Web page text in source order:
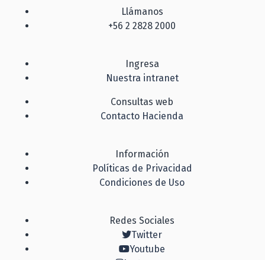
Llámanos
+56 2 2828 2000
Ingresa
Nuestra intranet
Consultas web
Contacto Hacienda
Información
Políticas de Privacidad
Condiciones de Uso
Redes Sociales
Twitter
Youtube